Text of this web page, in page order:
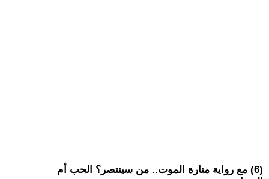
(6) مع رواية منارة الموت.. من سينتصر؟ الحب أم